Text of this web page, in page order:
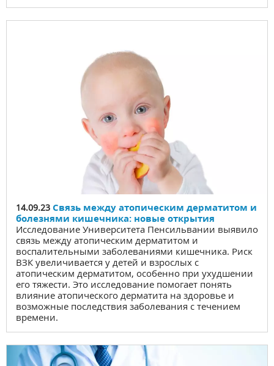
14.09.23 Связь между атопическим дерматитом и
болезнями кишечника: новые открытия
Исследование Университета Пенсильвании выявило
связь между атопическим дерматитом и
воспалительными заболеваниями кишечника. Риск
ВЗК увеличивается у детей и взрослых с
атопическим дерматитом, особенно при ухудшении
его тяжести. Это исследование помогает понять
влияние атопического дерматита на здоровье и
возможные последствия заболевания с течением
времени.